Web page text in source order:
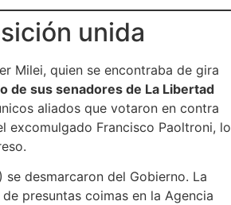
unida
Milei, quien se encontraba de gira
de sus senadores de La Libertad
aliados que votaron en contra
excomulgado Francisco Paoltroni, lo
se desmarcaron del Gobierno. La
presuntas coimas en la Agencia